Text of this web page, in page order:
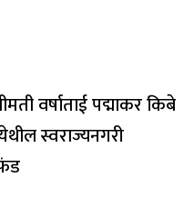
वर्षाताई पद्माकर किबे
स्वराज्यनगरी